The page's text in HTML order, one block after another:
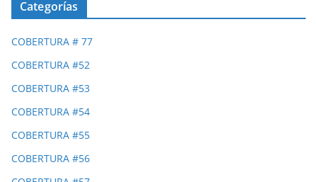
Categorías
COBERTURA # 77
COBERTURA #52
COBERTURA #53
COBERTURA #54
COBERTURA #55
COBERTURA #56